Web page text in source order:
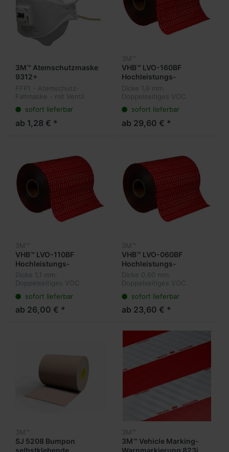
3M™ Atemschutzmaske
9312+
FFP1 - Atemschutz-
Faltmaske - mit Ventil
sofort lieferbar
ab 1,28 € *
3M™
VHB™ LVO-160BF
Hochleistungs-
Verbindungssystem /
schwarz
Dicke 1,6 mm.
Doppelseitiges VOC
Verbindungssystem /
schwarz
sofort lieferbar
ab 29,60 € *
3M™
VHB™ LVO-110BF
Hochleistungs-
Verbindungssystem /
schwarz
Dicke 1,1 mm.
Doppelseitiges VOC
Verbindungssystem /
schwarz
sofort lieferbar
ab 26,00 € *
3M™
VHB™ LVO-060BF
Hochleistungs-
Verbindungssystem /
schwarz
Dicke 0,60 mm.
Doppelseitiges VOC
Verbindungssystem /
schwarz
sofort lieferbar
ab 23,60 € *
3M™
SJ 5208 Bumpon
selbstklebende
3M™
3M™ Vehicle Marking-
Warnmarkierung 823i